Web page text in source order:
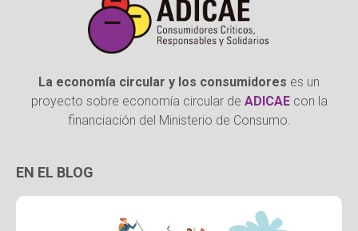
La economía circular y los consumidores es un
proyecto sobre economía circular de ADICAEcon la
financiación del Ministerio de Consumo.
EN EL BLOG